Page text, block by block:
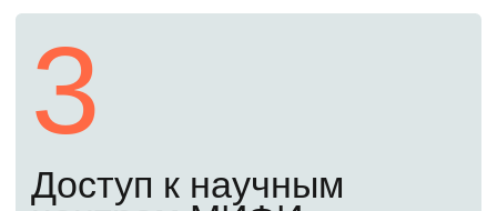
Третий шаг
Пройдите вступительные
испытания
Куратор проверит их, чтобы избежать
До 25 августа